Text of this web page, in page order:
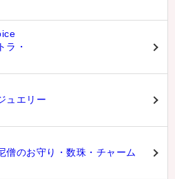
ラ・
ュエリー
僧のお守り・数珠・チャーム